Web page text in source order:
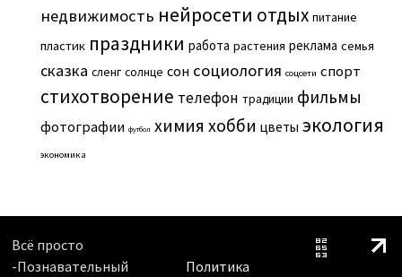
недвижимость нейросети отдых питание
пластик праздники работа растения реклама семья
сказка сленг солнце сон социология соцсети спорт
стихотворение телефон традиции фильмы
фотографии футбол химия хобби цветы экология
экономика
Всё просто
-Познавательный
Политика